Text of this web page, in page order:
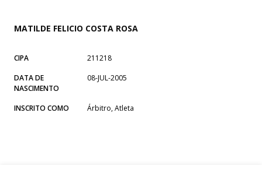
MATILDE FELICIO COSTA ROSA
CIPA
211218
DATA DE
NASCIMENTO
08-JUL-2005
INSCRITO COMO Árbitro, Atleta